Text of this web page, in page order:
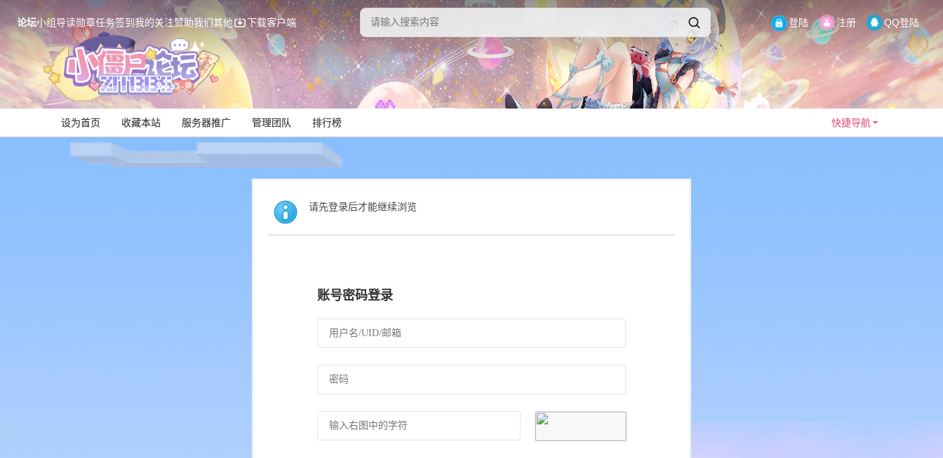
论坛小组导读勋章任务签到我的关注赞助我们其他 下载客户端 登陆 注册 QQ登陆
快捷导航
设为首页 收藏本站 服务器推广 管理团队 排行榜
请先登录后才能继续浏览
账号密码登录